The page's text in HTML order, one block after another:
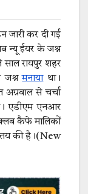
जारी कर दी गई
न्यू ईयर के जश्न
साल रायपुर शहर
जश्नमनायाथा।
अग्रवाल से चर्चा
एडीएम एनआर
कैफे मालिकों
की है।(New